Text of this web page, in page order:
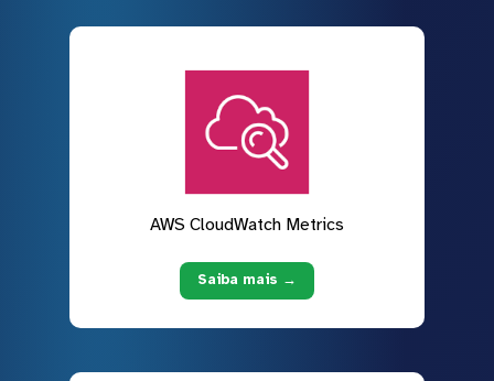
AWS CloudWatch Metrics
Saiba mais →